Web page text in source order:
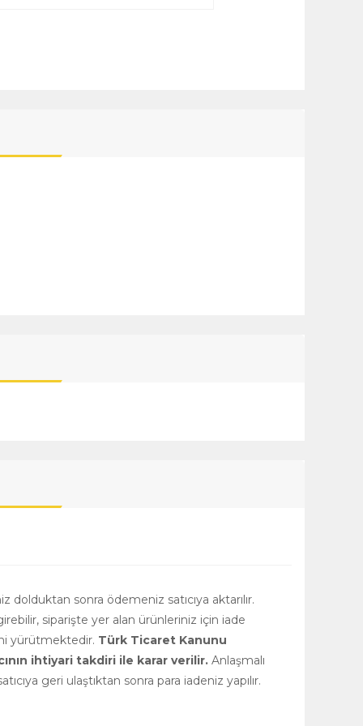
dolduktan sonra ödemeniz satıcıya aktarılır.
siparişte yer alan ürünleriniz için iade
yürütmektedir. Türk Ticaret Kanunu
ihtiyari takdiri ile karar verilir. Anlaşmalı
geri ulaştıktan sonra para iadeniz yapılır.